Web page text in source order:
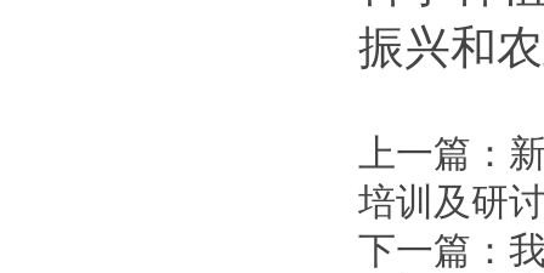
振兴和
上一篇：
培训及研
下一篇：